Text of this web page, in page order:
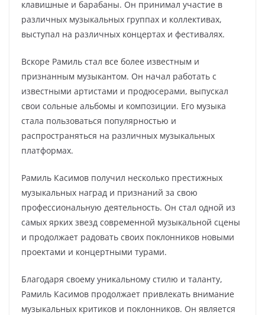
клавишные и барабаны. Он принимал участие в
различных музыкальных группах и коллективах,
выступал на различных концертах и фестивалях.
Вскоре Рамиль стал все более известным и
признанным музыкантом. Он начал работать с
известными артистами и продюсерами, выпускал
свои сольные альбомы и композиции. Его музыка
стала пользоваться популярностью и
распространяться на различных музыкальных
платформах.
Рамиль Касимов получил несколько престижных
музыкальных наград и признаний за свою
профессиональную деятельность. Он стал одной из
самых ярких звезд современной музыкальной сцены
и продолжает радовать своих поклонников новыми
проектами и концертными турами.
Благодаря своему уникальному стилю и таланту,
Рамиль Касимов продолжает привлекать внимание
музыкальных критиков и поклонников. Он является